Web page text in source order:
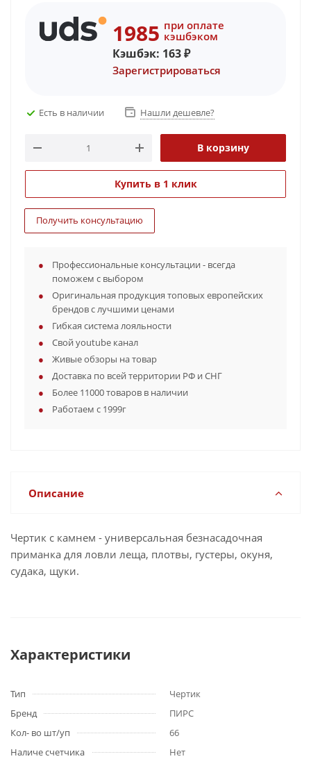
1985 при оплате
кэшбэком
Кэшбэк: 163₽
Зарегистрироваться
Есть в наличии Нашли дешевле?
В корзину
Купить в 1 клик
Получить консультацию
Профессиональные консультации - всегда
поможем с выбором
Оригинальная продукция топовых европейских
брендов с лучшими ценами
Гибкая система лояльности
Свой youtube канал
Живые обзоры на товар
Доставка по всей территории РФ и СНГ
Более 11000 товаров в наличии
Работаем с 1999г
Описание
Чертик с камнем - универсальная безнасадочная
приманка для ловли леща, плотвы, густеры, окуня,
судака, щуки.
Характеристики
Тип
Чертик
Бренд
ПИРС
Кол- во шт/уп
66
Наличе счетчика
Нет